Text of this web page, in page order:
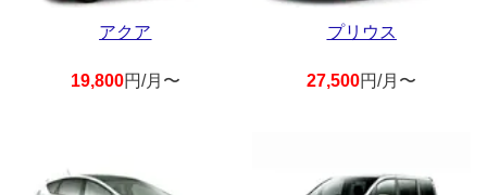
アクア
19,800円/月〜
プリウス
27,500円/月〜